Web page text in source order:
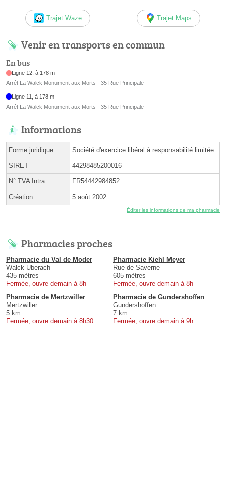
Trajet Waze Trajet Maps
Venir en transports en commun
En bus
Ligne 12, à 178 m
Arrêt La Walck Monument aux Morts - 35 Rue Principale
Ligne 11, à 178 m
Arrêt La Walck Monument aux Morts - 35 Rue Principale
Informations
Forme juridique Société d'exercice libéral à responsabilité limitée
SIRET 44298485200016
N° TVA Intra. FR54442984852
Création 5 août 2002
Éditer les informations de ma pharmacie
Pharmacies proches
Pharmacie du Val de Moder
Walck Uberach
435 mètres
Fermée, ouvre demain à 8h
Pharmacie Kiehl Meyer
Rue de Saverne
605 mètres
Fermée, ouvre demain à 8h
Pharmacie de Mertzwiller
Mertzwiller
5 km
Fermée, ouvre demain à 8h30
Pharmacie de Gundershoffen
Gundershoffen
7 km
Fermée, ouvre demain à 9h